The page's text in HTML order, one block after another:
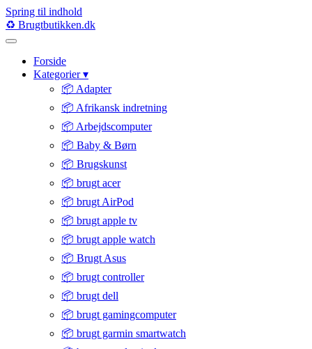
Spring til indhold
♻️ Brugtbutikken.dk
Forside
Kategorier▾
📦 Adapter
📦 Afrikansk indretning
📦 Arbejdscomputer
📦 Baby & Børn
📦 Brugskunst
📦 brugt acer
📦 brugt AirPod
📦 brugt apple tv
📦 brugt apple watch
📦 Brugt Asus
📦 brugt controller
📦 brugt dell
📦 brugt gamingcomputer
📦 brugt garmin smartwatch